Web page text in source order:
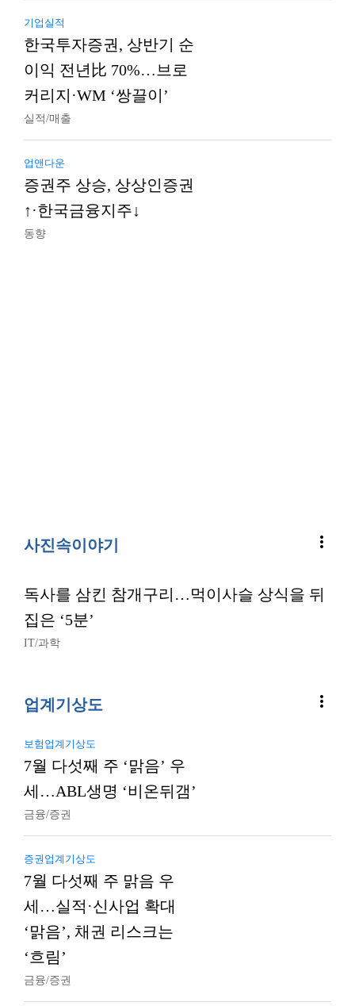
기업실적
한국투자증권, 상반기 순
이익 전년比 70%…브로
커리지·WM ‘쌍끌이’
실적/매출
업앤다운
증권주 상승, 상상인증권
↑·한국금융지주↓
동향
사진속이야기 more_vert
독사를 삼킨 참개구리…먹이사슬 상식을 뒤
집은 ‘5분’
IT/과학
업계기상도 more_vert
보험업계기상도
7월 다섯째 주 ‘맑음’ 우
세…ABL생명 ‘비온뒤갬’
금융/증권
증권업계기상도
7월 다섯째 주 맑음 우
세…실적·신사업 확대
‘맑음’, 채권 리스크는
‘흐림’
금융/증권